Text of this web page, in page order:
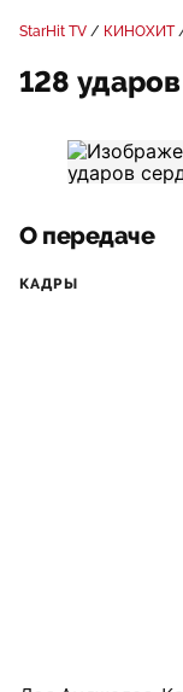
StarHit TV КИНОХИТ
128
О передаче
КАДРЫ